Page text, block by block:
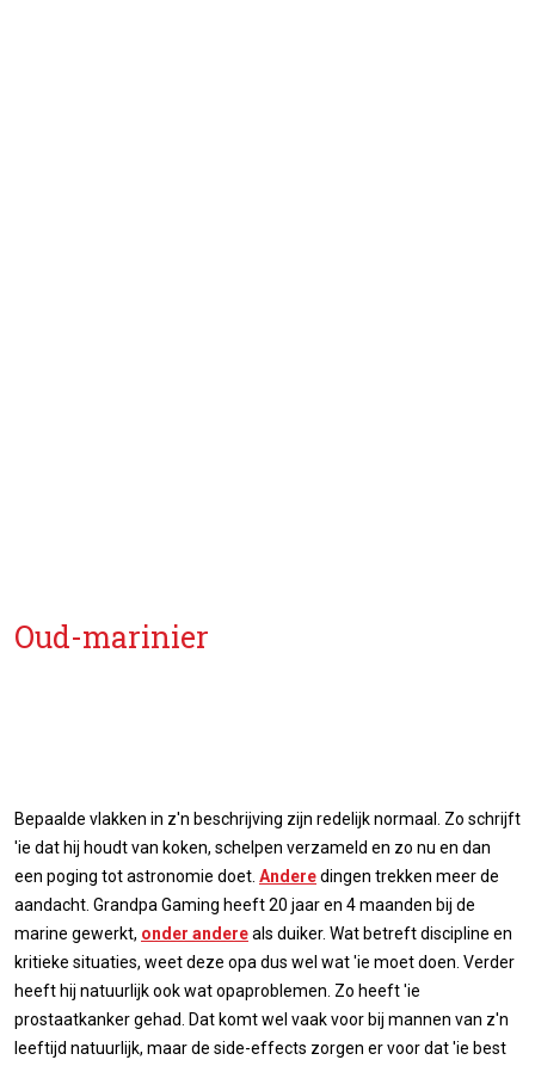
Oud-marinier
Bepaalde vlakken in z'n beschrijving zijn redelijk normaal. Zo schrijft
'ie dat hij houdt van koken, schelpen verzameld en zo nu en dan
een poging tot astronomie doet. Anderedingen trekken meer de
aandacht. Grandpa Gaming heeft 20 jaar en 4 maanden bij de
marine gewerkt, onder andereals duiker. Wat betreft discipline en
kritieke situaties, weet deze opa dus wel wat 'ie moet doen. Verder
heeft hij natuurlijk ook wat opaproblemen. Zo heeft 'ie
prostaatkanker gehad. Dat komt wel vaak voor bij mannen van z'n
leeftijd natuurlijk, maar de side-effects zorgen er voor dat 'ie best